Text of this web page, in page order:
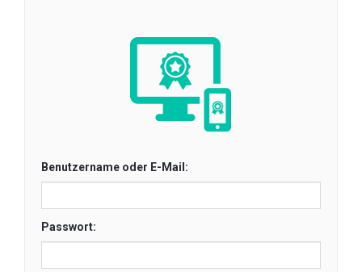
Benutzername oder E-Mail:
Passwort: